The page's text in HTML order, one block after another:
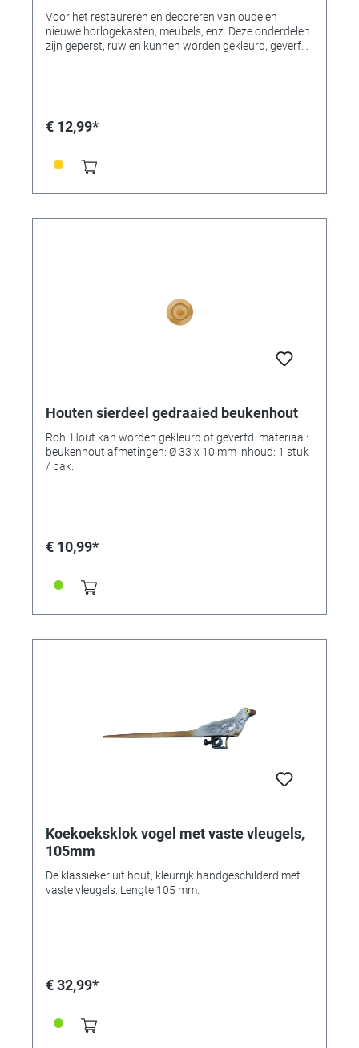
Voor het restaureren en decoreren van oude en
nieuwe horlogekasten, meubels, enz. Deze onderdelen
zijn geperst, ruw en kunnen worden gekleurd, geverfd,
€ 12,99*
Houten sierdeel gedraaied beukenhout
Roh. Hout kan worden gekleurd of geverfd. materiaal:
beukenhout afmetingen: Ø 33 x 10 mm inhoud: 1 stuk
/ pak.
€ 10,99*
Koekoeksklok vogel met vaste vleugels,
105mm
De klassieker uit hout, kleurrijk handgeschilderd met
vaste vleugels. Lengte 105 mm.
€ 32,99*